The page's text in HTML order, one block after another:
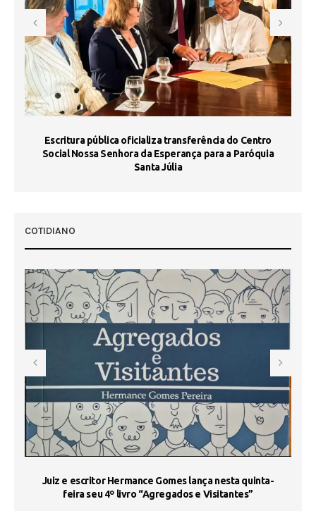
Escritura pública oficializa transferência do Centro
Social Nossa Senhora da Esperança para a Paróquia
Santa Júlia
COTIDIANO
Juiz e escritor Hermance Gomes lança nesta quinta-
feira seu 4º livro “Agregados e Visitantes”